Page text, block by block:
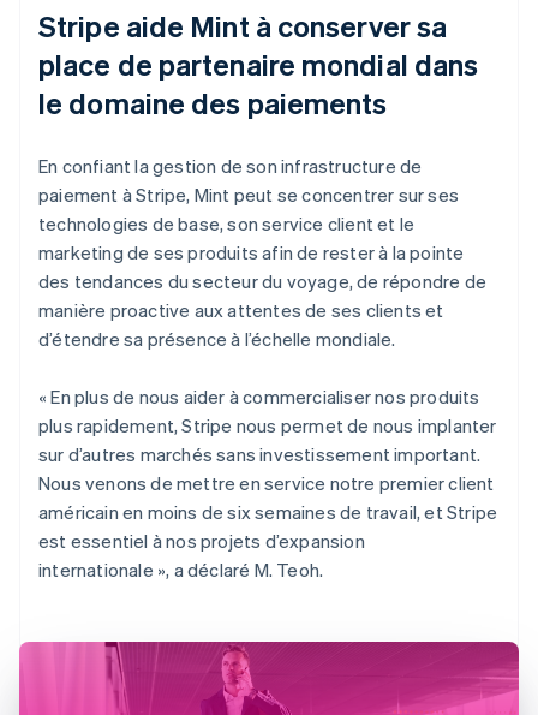
Stripe aide Mint à conserver sa
place de partenaire mondial dans
le domaine des paiements
En confiant la gestion de son infrastructure de
paiement à Stripe, Mint peut se concentrer sur ses
technologies de base, son service client et le
marketing de ses produits afin de rester à la pointe
des tendances du secteur du voyage, de répondre de
manière proactive aux attentes de ses clients et
d’étendre sa présence à l’échelle mondiale.
« En plus de nous aider à commercialiser nos produits
plus rapidement, Stripe nous permet de nous implanter
sur d’autres marchés sans investissement important.
Nous venons de mettre en service notre premier client
américain en moins de six semaines de travail, et Stripe
est essentiel à nos projets d’expansion
internationale », a déclaré M. Teoh.